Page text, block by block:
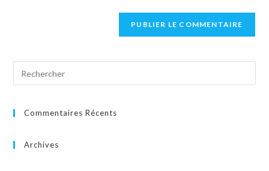
Commentaires Récents
Archives